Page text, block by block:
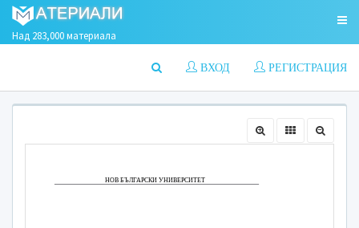
Над 283,000 материала
РЕГИСТРАЦИЯ
ВХОД